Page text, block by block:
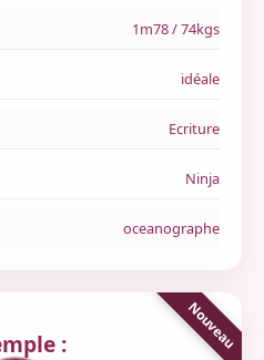
1m78 / 74kgs
idéale
Ecriture
Ninja
oceanographe
: